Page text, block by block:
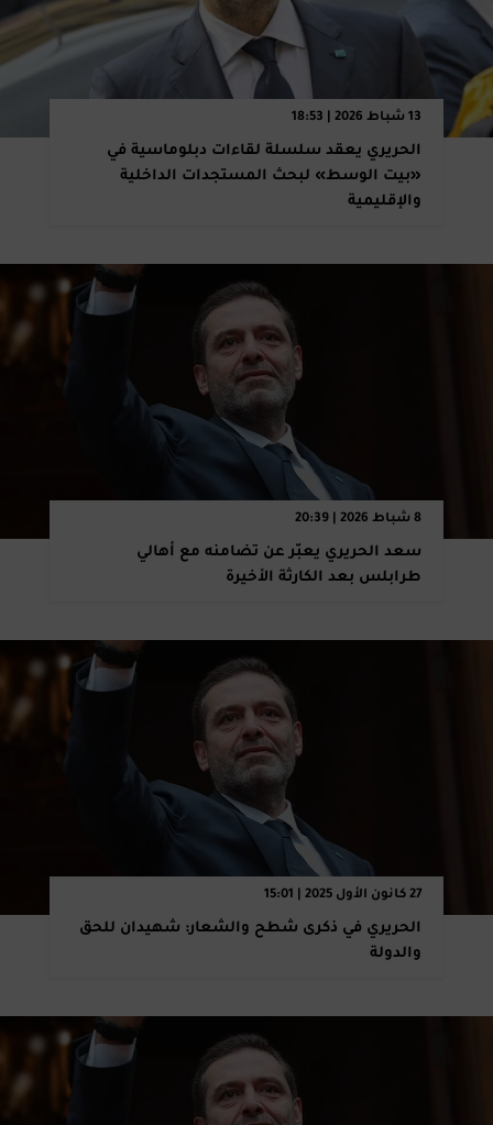
13 شباط 2026 | 18:53
الحريري يعقد سلسلة لقاءات دبلوماسية في
«بيت الوسط» لبحث المستجدات الداخلية
والإقليمية
8 شباط 2026 | 20:39
سعد الحريري يعبّر عن تضامنه مع أهالي
طرابلس بعد الكارثة الأخيرة
27 كانون الأول 2025 | 15:01
الحريري في ذكرى شطح والشعار: شهيدان للحق
والدولة